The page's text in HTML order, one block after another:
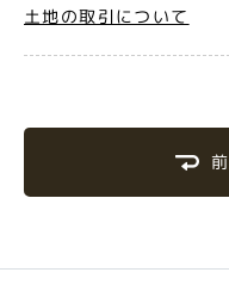
土地の取引について